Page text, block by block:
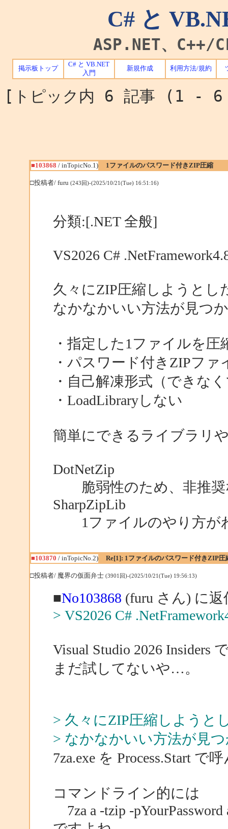
C# と
ASP.NET、C++/
掲示板トップ
C# と VB.NET
入門
新規作成 利用方法/規約
[トピック内 6 記事 (1
■103868 / inTopicNo.1) 1ファイルのパスワード付きZIP圧縮
□投稿者/ furu (243回)-(2025/10/21(Tue) 16:51:16)
分類:[.NET 全般]
VS2026 C#
久々にZIP圧縮しようとし
なかなかいい方法が見つ
・指定した1ファイルを圧
・パスワード付きZIPファ
・自己解凍形式（できな
・LoadLibraryしない
簡単にできるライブラリ
DotNetZip
脆弱性のため、非推奨
SharpZipLib
1ファイルのやり方が
■103870 / inTopicNo.2) Re[1]: 1ファイルのパスワード付きZIP圧
□投稿者/ 魔界の仮面弁士 (3901回)-(2025/10/21(Tue) 19:56:13)
■No103868 (furu さん) に返
> VS2026 C#
Visual Studio 2026 Insiders
まだ試してないや…。
> 久々にZIP圧縮しようと
> なかなかいい方法が見
7za.exe を Process.Start で
コマンドライン的には
7za a -tzip -pYourPassword